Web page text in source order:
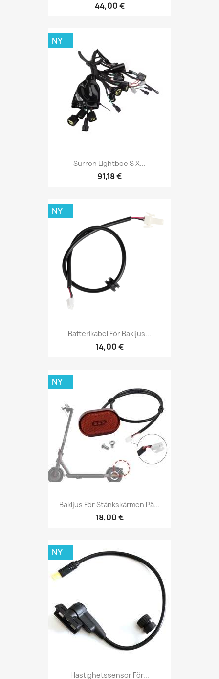
44,00 €
Surron Lightbee S X...
91,18 €
NY
Batterikabel För Bakljus...
14,00 €
NY
Bakljus För Stänkskärmen På...
18,00 €
NY
Hastighetssensor För...
NY